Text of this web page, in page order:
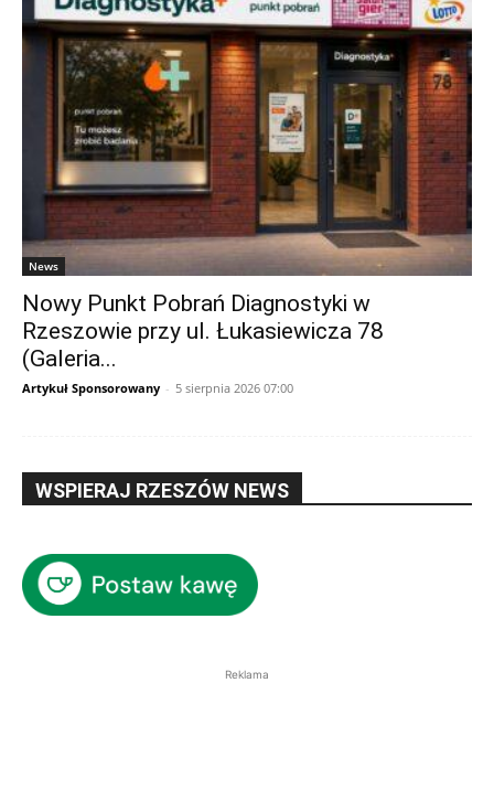
News
Nowy Punkt Pobrań Diagnostyki w
Rzeszowie przy ul. Łukasiewicza 78
(Galeria...
Artykuł Sponsorowany - 5 sierpnia 2026 07:00
WSPIERAJ RZESZÓW NEWS
Reklama